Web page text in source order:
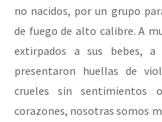
no nacidos, por un grupo
de fuego de alto calibre. A
extirpados a sus bebes, a
presentaron huellas de
crueles sin sentimientos
corazones, nosotras somos